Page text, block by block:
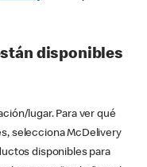
disponibles
lugar. Para ver qué
selecciona McDelivery
disponibles para